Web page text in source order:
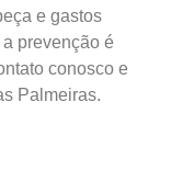
e gastos
prevenção é
conosco e
Palmeiras.